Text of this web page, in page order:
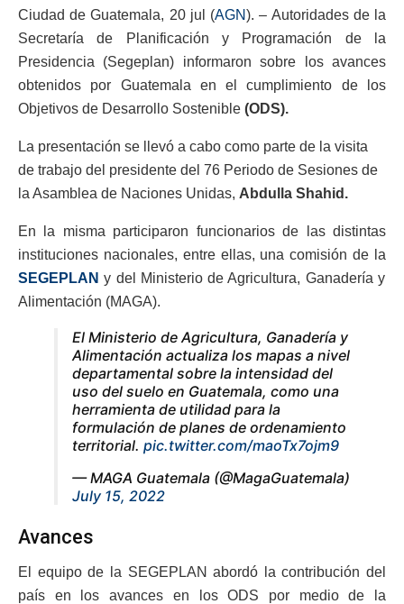
Ciudad de Guatemala, 20 jul (AGN). – Autoridades de la
Secretaría de Planificación y Programación de la
Presidencia (Segeplan) informaron sobre los avances
obtenidos por Guatemala en el cumplimiento de los
Objetivos de Desarrollo Sostenible (ODS).
La presentación se llevó a cabo como parte de la visita
de trabajo del presidente del 76 Periodo de Sesiones de
la Asamblea de Naciones Unidas, Abdulla Shahid.
En la misma participaron funcionarios de las distintas
instituciones nacionales, entre ellas, una comisión de la
SEGEPLAN y del Ministerio de Agricultura, Ganadería y
Alimentación (MAGA).
El Ministerio de Agricultura, Ganadería y
Alimentación actualiza los mapas a nivel
departamental sobre la intensidad del
uso del suelo en Guatemala, como una
herramienta de utilidad para la
formulación de planes de ordenamiento
territorial. pic.twitter.com/maoTx7ojm9
— MAGA Guatemala (@MagaGuatemala)
July 15, 2022
Avances
El equipo de la SEGEPLAN abordó la contribución del
país en los avances en los ODS por medio de la